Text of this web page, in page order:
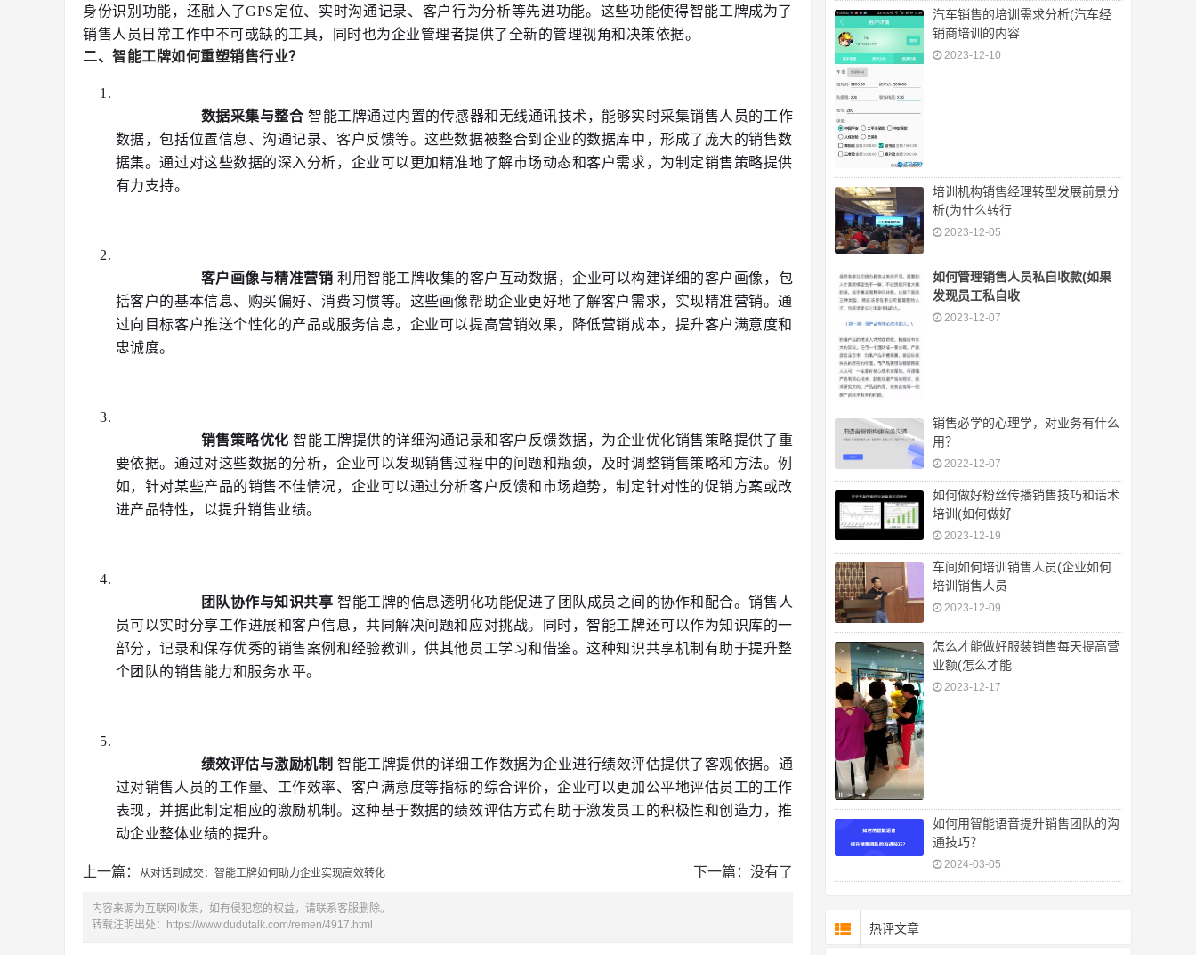
身份识别功能，还融入了GPS定位、实时沟通记录、客户行为分析等先进功能。这些功能使得智能工牌成为了
销售人员日常工作中不可或缺的工具，同时也为企业管理者提供了全新的管理视角和决策依据。
二、智能工牌如何重塑销售行业？
数据采集与整合 智能工牌通过内置的传感器和无线通讯技术，能够实时采集销售人员的工作
数据，包括位置信息、沟通记录、客户反馈等。这些数据被整合到企业的数据库中，形成了庞大的销售数
据集。通过对这些数据的深入分析，企业可以更加精准地了解市场动态和客户需求，为制定销售策略提供
有力支持。
客户画像与精准营销 利用智能工牌收集的客户互动数据，企业可以构建详细的客户画像，包
括客户的基本信息、购买偏好、消费习惯等。这些画像帮助企业更好地了解客户需求，实现精准营销。通
过向目标客户推送个性化的产品或服务信息，企业可以提高营销效果，降低营销成本，提升客户满意度和
忠诚度。
销售策略优化 智能工牌提供的详细沟通记录和客户反馈数据，为企业优化销售策略提供了重
要依据。通过对这些数据的分析，企业可以发现销售过程中的问题和瓶颈，及时调整销售策略和方法。例
如，针对某些产品的销售不佳情况，企业可以通过分析客户反馈和市场趋势，制定针对性的促销方案或改
进产品特性，以提升销售业绩。
团队协作与知识共享 智能工牌的信息透明化功能促进了团队成员之间的协作和配合。销售人
员可以实时分享工作进展和客户信息，共同解决问题和应对挑战。同时，智能工牌还可以作为知识库的一
部分，记录和保存优秀的销售案例和经验教训，供其他员工学习和借鉴。这种知识共享机制有助于提升整
个团队的销售能力和服务水平。
绩效评估与激励机制 智能工牌提供的详细工作数据为企业进行绩效评估提供了客观依据。通
过对销售人员的工作量、工作效率、客户满意度等指标的综合评价，企业可以更加公平地评估员工的工作
表现，并据此制定相应的激励机制。这种基于数据的绩效评估方式有助于激发员工的积极性和创造力，推
动企业整体业绩的提升。
上一篇： 从对话到成交：智能工牌如何助力企业实现高效转化 下一篇：没有了
内容来源为互联网收集，如有侵犯您的权益，请联系客服删除。
转载注明出处：
https://www.dudutalk.com/remen/4917.html
汽车销售的培训需求分析(汽车经
销商培训的内容
2023-12-10
培训机构销售经理转型发展前景分
析(为什么转行
2023-12-05
如何管理销售人员私自收款(如果
发现员工私自收
2023-12-07
销售必学的心理学，对业务有什么
用？
2022-12-07
如何做好粉丝传播销售技巧和话术
培训(如何做好
2023-12-19
车间如何培训销售人员(企业如何
培训销售人员
2023-12-09
怎么才能做好服装销售每天提高营
业额(怎么才能
2023-12-17
如何用智能语音提升销售团队的沟
通技巧？
2024-03-05
热评文章